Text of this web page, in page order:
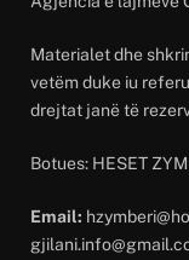
Materialet dhe
vetëm duke iu
drejtat janë të
Botues: HESET
Email: